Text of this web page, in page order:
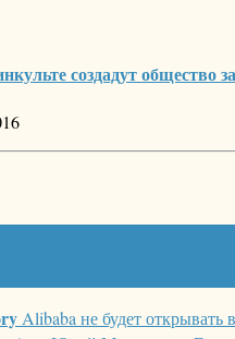
создадут общество
Alibaba не будет открывать